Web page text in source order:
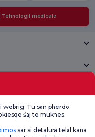
Tehnologii medicale
de
Sondaj de
webrig. Tu san pherdo
śaj te mukhes.
sar si detalura telal kana